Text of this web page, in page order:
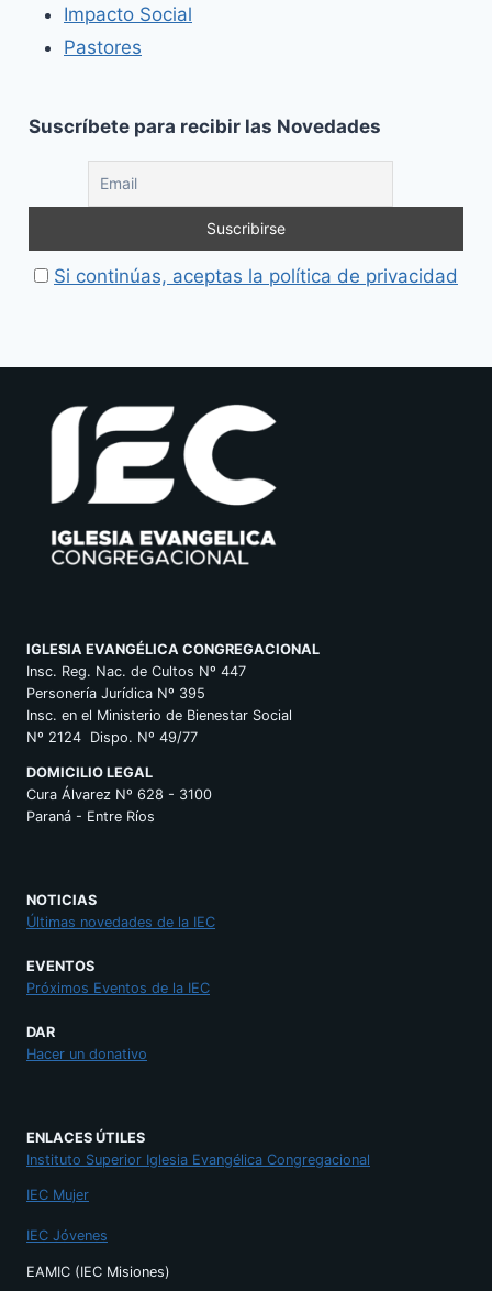
Impacto Social
Pastores
Suscríbete para recibir las Novedades
Si continúas, aceptas la política de privacidad
IGLESIA EVANGÉLICA CONGREGACIONAL
Insc. Reg. Nac. de Cultos Nº 447
Personería Jurídica Nº 395
Insc. en el Ministerio de Bienestar Social
Nº 2124 Dispo. Nº 49/77
DOMICILIO LEGAL
Cura Álvarez Nº 628 - 3100
Paraná - Entre Ríos
NOTICIAS
Últimas novedades de la IEC
EVENTOS
Próximos Eventos de la IEC
DAR
Hacer un donativo
ENLACES ÚTILES
Instituto Superior Iglesia Evangélica Congregacional
IEC Mujer
IEC Jóvenes
EAMIC (IEC Misiones)